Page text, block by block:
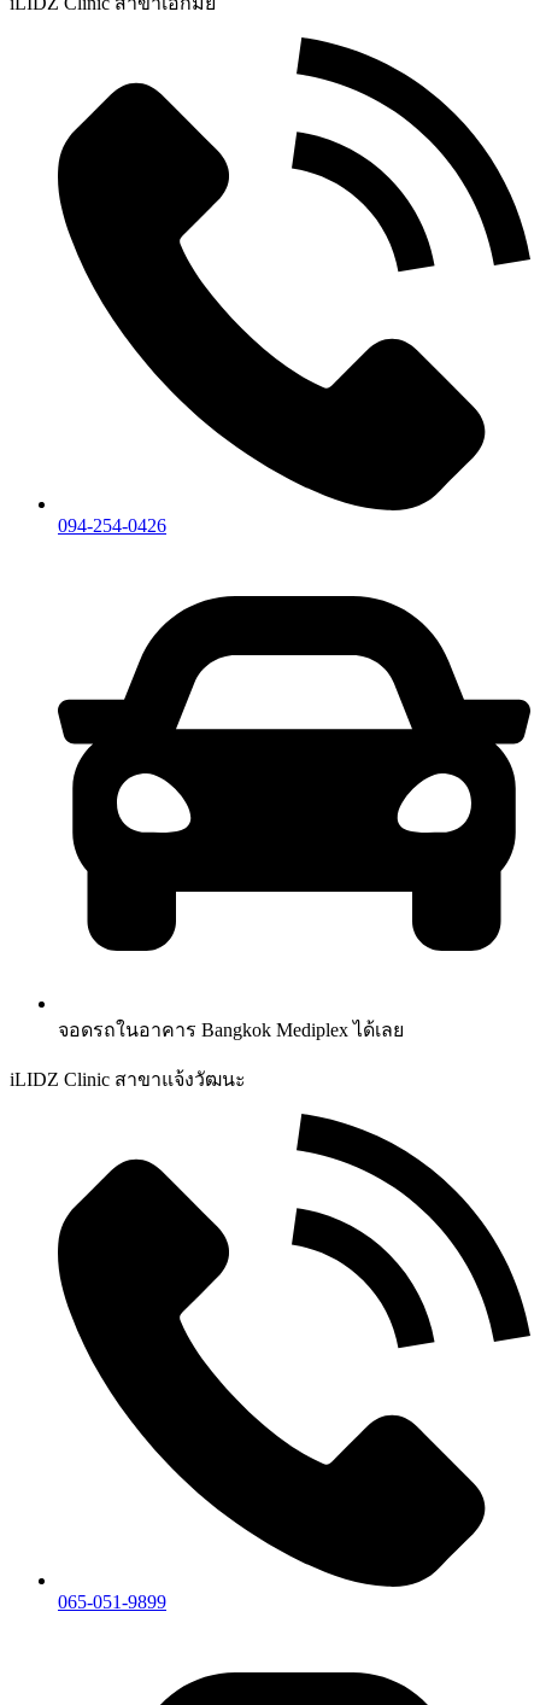
094-254-0426
จอดรถในอาคาร Bangkok Mediplex ได้เลย
iLIDZ Clinic สาขาแจ้งวัฒนะ
065-051-9899